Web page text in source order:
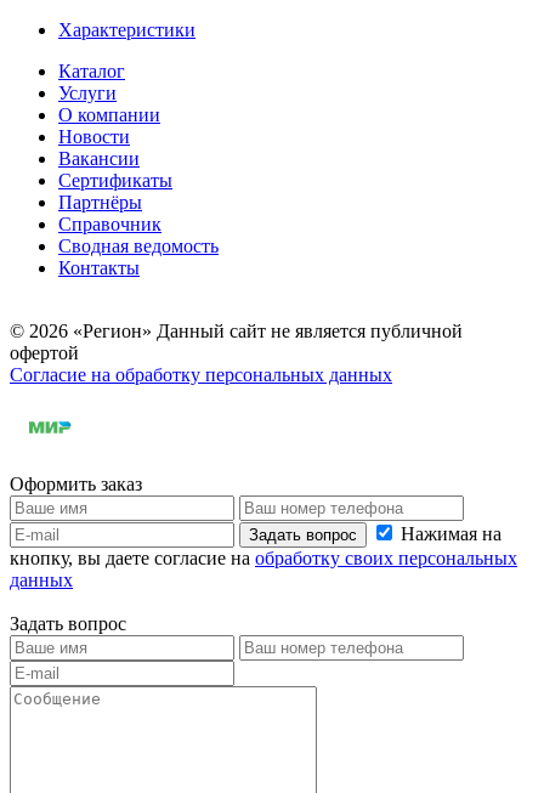
Характеристики
Каталог
Услуги
О компании
Новости
Вакансии
Сертификаты
Партнёры
Справочник
Сводная ведомость
Контакты
© 2026 «Регион» Данный сайт не является публичной
офертой
Согласие на обработку персональных данных
Оформить заказ
Задать вопрос
Нажимая на
кнопку, вы даете согласие на обработку своих персональных
данных
Задать вопрос